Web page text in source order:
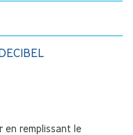
en remplissant le